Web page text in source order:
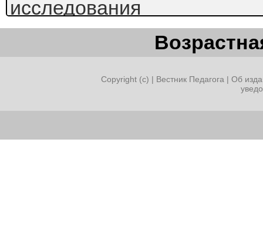
исследования
Цель урока
Заложить основы
окончаний
существительного
Copyright (c) | Вестник Педагога | Об